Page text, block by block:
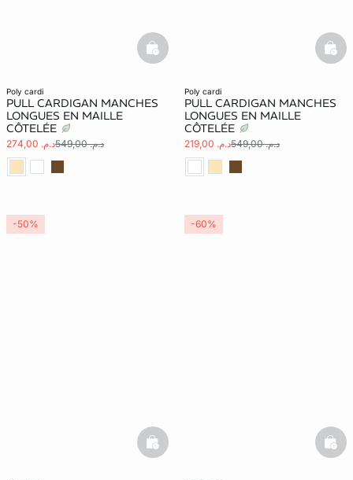
poly cardi
PULL CARDIGAN MANCHES
LONGUES EN MAILLE
CÔTELÉE
د.م. 274,00 د.م. 549,00
basketfull
poly cardi
PULL CARDIGAN MANCHES
LONGUES EN MAILLE
CÔTELÉE
د.م. 219,00 د.م. 549,00
basketfull
-50% -60%